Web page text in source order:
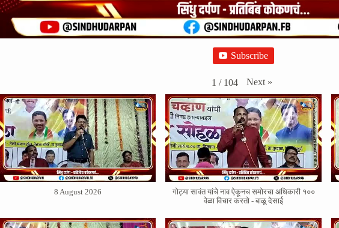
Subscribe
1 / 104 Next »
8 August 2026
गोट्या सावंत यांचे नाव ऐकूनच समोरचा अधिकारी १००
वेळा विचार करतो - बाळू देसाई